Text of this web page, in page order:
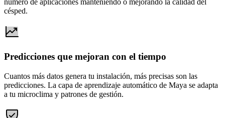
número de aplicaciones manteniendo o mejorando la calidad del
césped.
Predicciones que mejoran con el tiempo
Cuantos más datos genera tu instalación, más precisas son las
predicciones. La capa de aprendizaje automático de Maya se adapta
a tu microclima y patrones de gestión.